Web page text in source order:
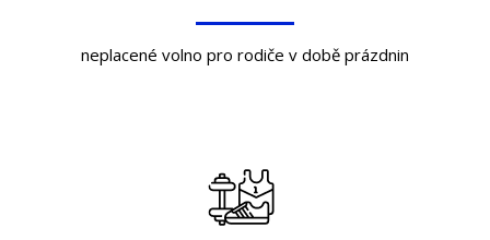
neplacené volno pro rodiče v době prázdnin